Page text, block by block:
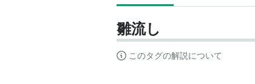
雛流し
このタグの解説について